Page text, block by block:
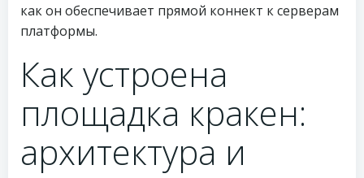
как он обеспечивает прямой коннект к серверам
платформы.
Как устроена
площадка кракен:
архитектура и